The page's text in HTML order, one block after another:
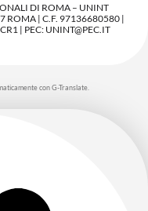
DI ROMA – UNINT
ROMA | C.F. 97136680580 |
| PEC: UNINT@PEC.IT
con G-Translate.